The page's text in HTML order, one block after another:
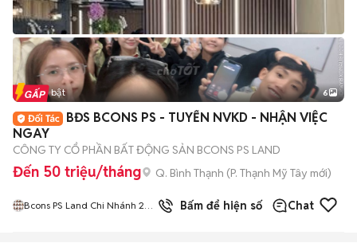
+2
Tin nổi bật 6
BĐS BCONS PS - TUYỂN NVKD - NHẬN VIỆC
NGAY
CÔNG TY CỔ PHẦN BẤT ĐỘNG SẢN BCONS PS LAND
Đến 50 triệu/tháng Q. Bình Thạnh (P. Thạnh Mỹ Tây mới)
Bcons PS Land Chi Nhánh 2
2đã bán
Bấm để hiện số Chat